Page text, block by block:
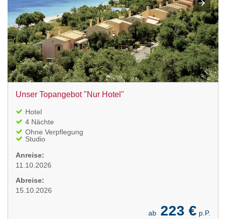
Unser Topangebot "Nur Hotel"
Hotel
4 Nächte
Ohne Verpflegung
Studio
Anreise:
11.10.2026
Abreise:
15.10.2026
ab 223 € p.P.